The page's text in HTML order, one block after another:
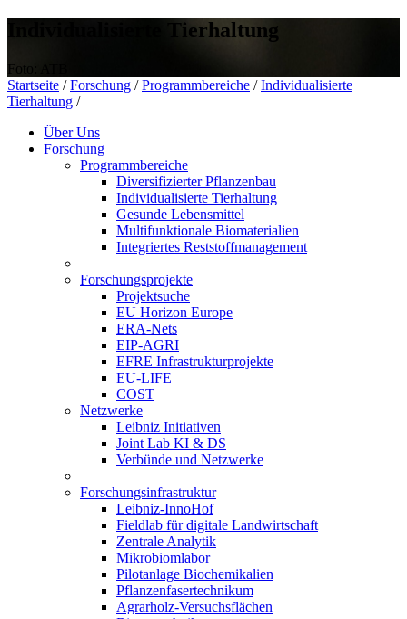
Individualisierte Tierhaltung
Foto: ATB
Startseite / Forschung / Programmbereiche / Individualisierte
Tierhaltung /
Über Uns
Forschung
Programmbereiche
Diversifizierter Pflanzenbau
Individualisierte Tierhaltung
Gesunde Lebensmittel
Multifunktionale Biomaterialien
Integriertes Reststoffmanagement
Forschungsprojekte
Projektsuche
EU Horizon Europe
ERA-Nets
EIP-AGRI
EFRE Infrastrukturprojekte
EU-LIFE
COST
Netzwerke
Leibniz Initiativen
Joint Lab KI & DS
Verbünde und Netzwerke
Forschungsinfrastruktur
Leibniz-InnoHof
Fieldlab für digitale Landwirtschaft
Zentrale Analytik
Mikrobiomlabor
Pilotanlage Biochemikalien
Pflanzenfasertechnikum
Agrarholz-Versuchsflächen